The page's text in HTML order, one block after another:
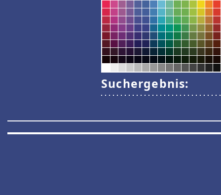
Suchergebnis: